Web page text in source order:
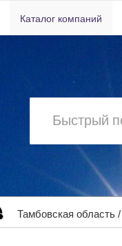
Каталог компаний
Тамбовская область/